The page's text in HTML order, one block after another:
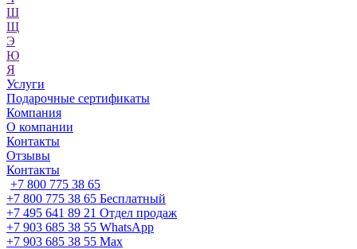
Ш
Щ
Э
Ю
Я
Услуги
Подарочные сертификаты
Компания
О компании
Контакты
Отзывы
Контакты
+7 800 775 38 65
+7 800 775 38 65 Бесплатный
+7 495 641 89 21 Отдел продаж
+7 903 685 38 55 WhatsApp
+7 903 685 38 55 Max